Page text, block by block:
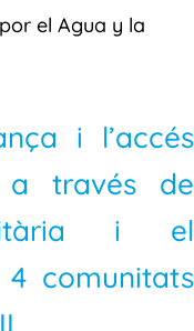
el Agua y la
i l’accés
a través de
i el
comunitats